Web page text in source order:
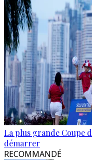
La plus grande Coupe
démarrer
RECOMMANDÉ